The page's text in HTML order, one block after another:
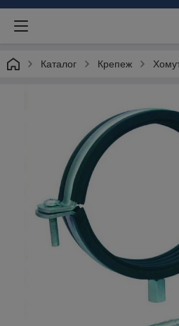
Каталог Крепеж